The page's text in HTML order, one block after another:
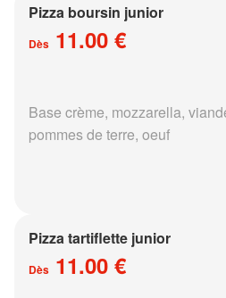
Pizza boursin junior
Dès 11.00 €
Base crème, mozzarella,
pommes de terre, oeuf
Pizza tartiflette junior
Dès 11.00 €